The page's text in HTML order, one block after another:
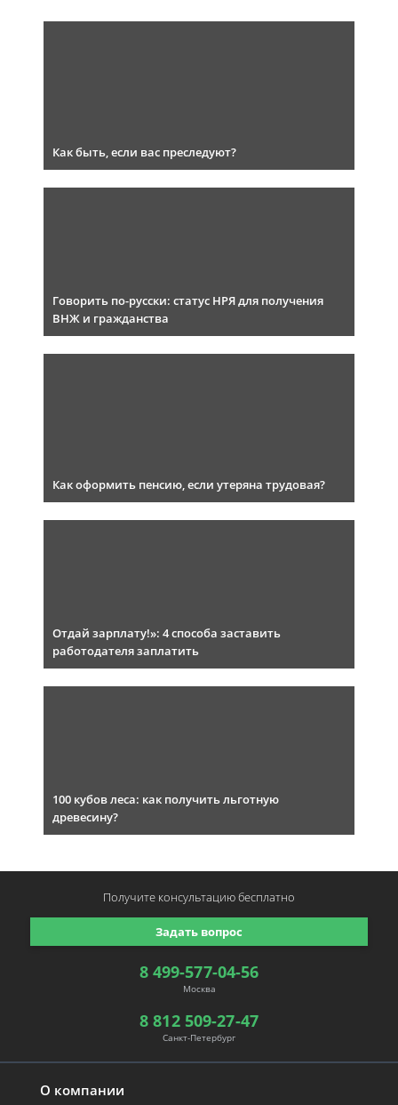
Как быть, если вас преследуют?
Говорить по-русски: статус НРЯ для получения
ВНЖ и гражданства
Как оформить пенсию, если утеряна трудовая?
Отдай зарплату!»: 4 способа заставить
работодателя заплатить
100 кубов леса: как получить льготную
древесину?
О компании
8 499-577-04-56
Москва
8 812 509-27-47
Санкт-Петербург
Задать вопрос
Получите консультациюбесплатно